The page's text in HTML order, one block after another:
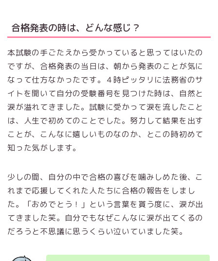
合格発表の時は、どんな感じ？
本試験の手ごたえから受かっていると思ってはいたの
ですが、合格発表の当日は、朝から発表のことが気に
なって仕方なかったです。４時ピッタリに法務省のサ
イトを開いて自分の受験番号を見つけた時は、自然と
涙が溢れてきました。試験に受かって涙を流したこと
は、人生で初めてのことでした。努力して結果を出す
ことが、こんなに嬉しいものなのか、とこの時初めて
知った気がします。
少しの間、自分の中で合格の喜びを噛みしめた後、こ
れまで応援してくれた人たちに合格の報告をしまし
た。「おめでとう！」という言葉を貰う度に、涙が出
てきました笑。自分でもなぜこんなに涙が出てくるの
だろうと不思議に思うくらい泣いていました笑。